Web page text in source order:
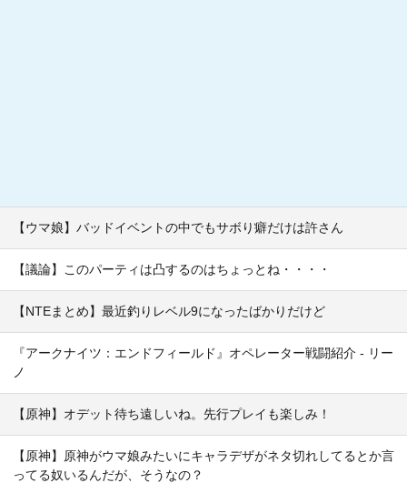
【ウマ娘】バッドイベントの中でもサボり癖だけは許さん
【議論】このパーティは凸するのはちょっとね・・・・
【NTEまとめ】最近釣りレベル9になったばかりだけど
『アークナイツ：エンドフィールド』オペレーター戦闘紹介 - リー
ノ
【原神】オデット待ち遠しいね。先行プレイも楽しみ！
【原神】原神がウマ娘みたいにキャラデザがネタ切れしてるとか言
ってる奴いるんだが、そうなの？